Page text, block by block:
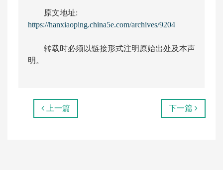
原文地址:
https://hanxiaoping.china5e.com/archives/9204
转载时必须以链接形式注明原始出处及本声
明。
上一篇 下一篇